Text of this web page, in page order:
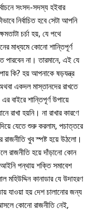
সংসদ-সদস্য হইবার
নির্বাচিত হবে সেটা আপনি
চর্চা হয়, যে পথে
মাধ্যমে কোনো শান্তিপূর্ণ
পারবেন না। তারমানে, এই যে
কি? হয় আপনাকে ষড়যন্ত্র
একদল মাস্তানদের রাখতে
বাইরে শান্তিপূর্ণ উপায়ে
রাখা হয়নি। না রাখার কারণে
যেতে শুরু করলাম, পচাত্তরে
রাজনীতি খুব স্পষ্ট হয়ে উঠলো।
রাজনীতি হয়ে দাঁড়ানো কোন
পন্থায় শক্তি সমাবেশ
মহিউদ্দিন কানাডার যে উদাহরণ
যাওয়া হয় দেশ চালানোর জন্য
কোনো রাজনীতি নেই,